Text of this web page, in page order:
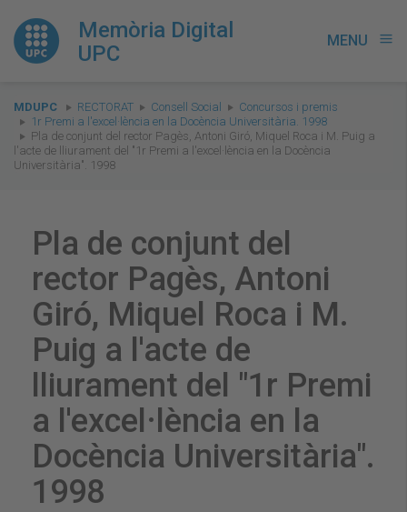
Memòria Digital
UPC
MENU menu
You
are
here:
MDUPC RECTORAT Consell Social
Concursos i premis
1r Premi a l'excel·lència en la Docència Universitària. 1998
Pla de conjunt del rector Pagès, Antoni Giró, Miquel Roca i M. Puig a
l'acte de lliurament del "1r Premi a l'excel·lència en la Docència
Universitària". 1998
Pla de conjunt del
rector Pagès, Antoni
Giró, Miquel Roca i M.
Puig a l'acte de
lliurament del "1r Premi
a l'excel·lència en la
Docència Universitària".
1998